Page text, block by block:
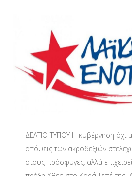
ΔΕΛΤΙΟ ΤΥΠΟΥ Η κυβέρνηση όχι
απόψεις των ακροδεξιών
στους πρόσφυγες, αλλά